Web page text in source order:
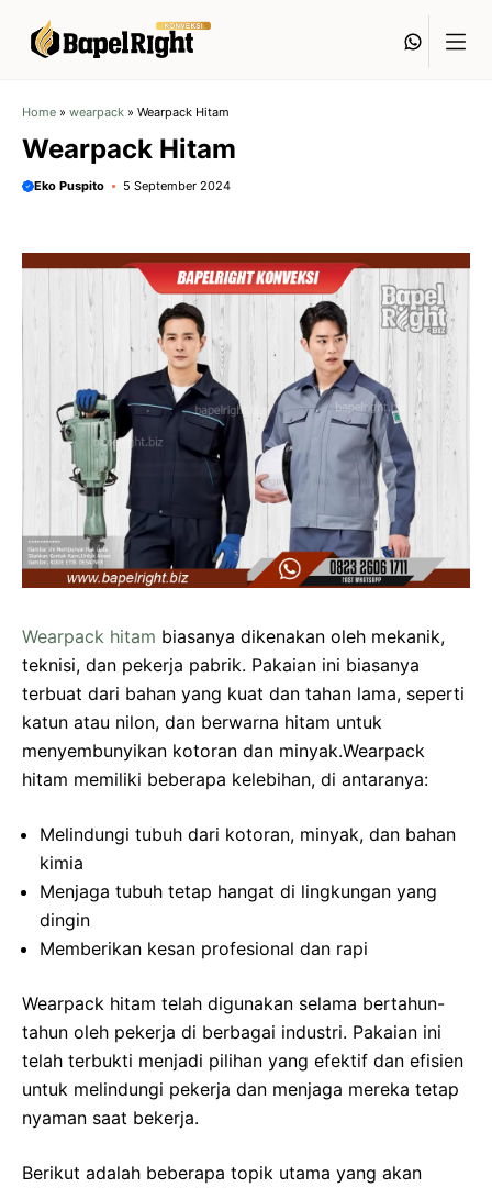
Home » wearpack » Wearpack Hitam
Wearpack Hitam
Eko Puspito 5 September 2024
Wearpack hitam biasanya dikenakan oleh mekanik,
teknisi, dan pekerja pabrik. Pakaian ini biasanya
terbuat dari bahan yang kuat dan tahan lama, seperti
katun atau nilon, dan berwarna hitam untuk
menyembunyikan kotoran dan minyak.Wearpack
hitam memiliki beberapa kelebihan, di antaranya:
Melindungi tubuh dari kotoran, minyak, dan bahan
kimia
Menjaga tubuh tetap hangat di lingkungan yang
dingin
Memberikan kesan profesional dan rapi
Wearpack hitam telah digunakan selama bertahun-
tahun oleh pekerja di berbagai industri. Pakaian ini
telah terbukti menjadi pilihan yang efektif dan efisien
untuk melindungi pekerja dan menjaga mereka tetap
nyaman saat bekerja.
Berikut adalah beberapa topik utama yang akan